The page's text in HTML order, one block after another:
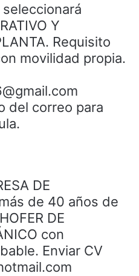
Y
Requisito
movilidad propia.
del correo para
DE
de 40 años de
DE
con
Enviar CV